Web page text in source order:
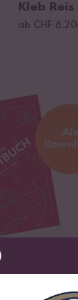
Kleb Reis
ab CHF 6.20